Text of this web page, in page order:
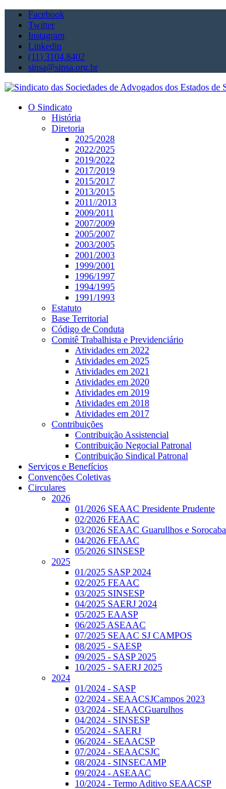
Facebook
Twitter
Instagram
Linkedin
(11) 3104.8402
sinsa@sinsa.org.br
O Sindicato
História
Diretoria
2025/2028
2022/2025
2019/2022
2017/2019
2015/2017
2013/2015
2011//2013
2009/2011
2007/2009
2005/2007
2003/2005
2001/2003
1999/2001
1996/1997
1994/1995
1991/1993
Estatuto
Base Territorial
Código de Conduta
Comitê Trabalhista e Previdenciário
Atividades em 2022
Atividades em 2025
Atividades em 2021
Atividades em 2020
Atividades em 2019
Atividades em 2018
Atividades em 2017
Contribuições
Contribuição Assistencial
Contribuição Negocial Patronal
Contribuição Sindical Patronal
Serviços e Benefícios
Convenções Coletivas
Circulares
2026
01/2026 SEAAC Presidente Prudente
02/2026 FEAAC
03/2026 SEAAC Guarullhos e Sorocaba
04/2026 FEAAC
05/2026 SINSESP
2025
01/2025 SASP 2024
02/2025 FEAAC
03/2025 SINSESP
04/2025 SAERJ 2024
05/2025 EAASP
06/2025 ASEAAC
07/2025 SEAAC SJ CAMPOS
08/2025 - SAESP
09/2025 - SASP 2025
10/2025 - SAERJ 2025
2024
01/2024 - SASP
02/2024 - SEAACSJCampos 2023
03/2024 - SEAACGuarulhos
04/2024 - SINSESP
05/2024 - SAERJ
06/2024 - SEAACSP
07/2024 - SEAACSJC
08/2024 - SINSECAMP
09/2024 - ASEAAC
10/2024 - Termo Aditivo SEAACSP